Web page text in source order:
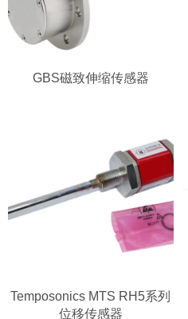
GBS磁致伸缩传感器
Temposonics MTS RH5系列
位移传感器